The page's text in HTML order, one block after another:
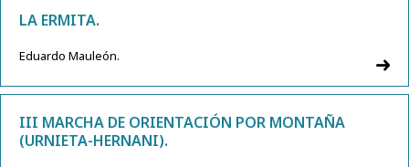
LA ERMITA.
Eduardo Mauleón.
III MARCHA DE ORIENTACIÓN POR MONTAÑA
(URNIETA-HERNANI).